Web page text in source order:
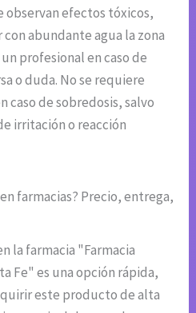
observan efectos tóxicos,
abundante agua la zona
profesional en caso de
o duda. No se requiere
de sobredosis, salvo
irritación o reacción
en farmacias? Precio, entrega,
la farmacia "Farmacia
Fe" es una opción rápida,
este producto de alta